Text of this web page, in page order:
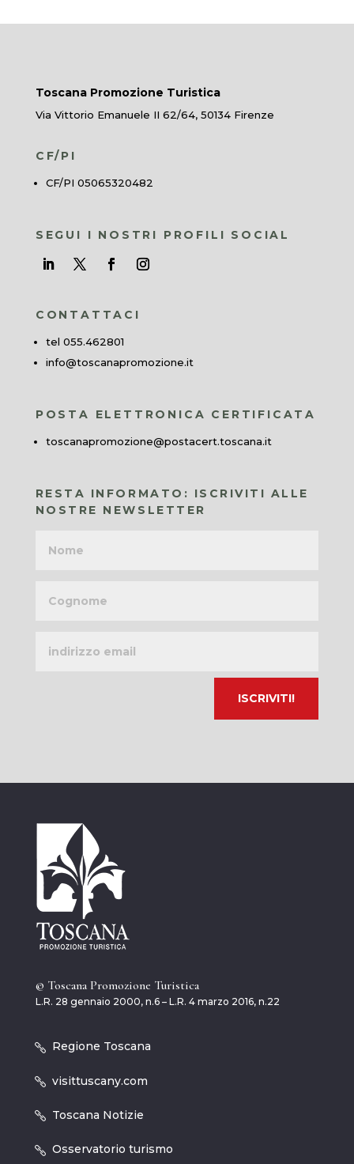
Toscana Promozione Turistica
Via Vittorio Emanuele II 62/64, 50134 Firenze
CF/PI
CF/PI 05065320482
SEGUI I NOSTRI PROFILI SOCIAL
CONTATTACI
tel 055.462801
info@toscanapromozione.it
POSTA ELETTRONICA CERTIFICATA
toscanapromozione@postacert.toscana.it
RESTA INFORMATO: ISCRIVITI ALLE
NOSTRE NEWSLETTER
email
© Toscana Promozione Turistica
L.R. 28 gennaio 2000, n.6 – L.R. 4 marzo 2016, n.22
Regione Toscana
visittuscany.com
Toscana Notizie
Osservatorio turismo